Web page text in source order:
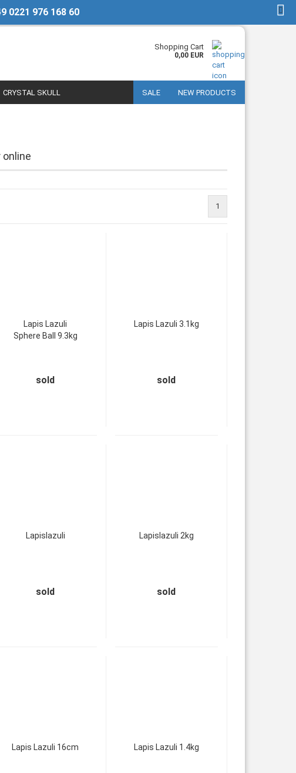
Shopping Cart
0,00 EUR
0221 976 168 60
CRYSTAL SKULL SALE NEW PRODUCTS
1
Lapis Lazuli
Sphere Ball 9.3kg
sold
Lapis Lazuli 3.1kg
sold
Lapislazuli
sold
Lapislazuli 2kg
sold
Lapis Lazuli 16cm Lapis Lazuli 1.4kg